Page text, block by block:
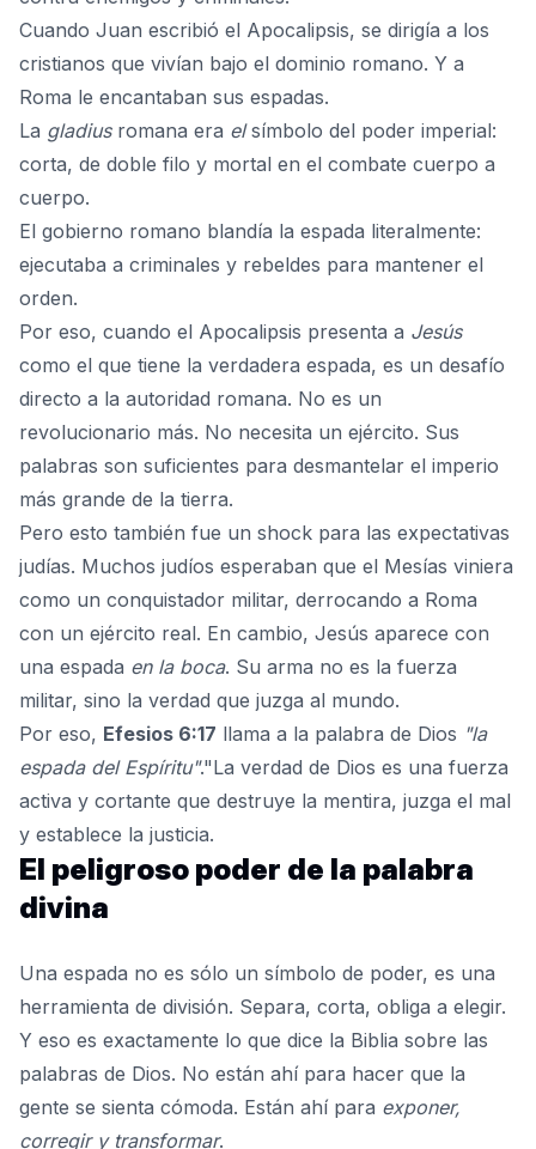
Cuando Juan escribió el Apocalipsis, se dirigía a los
cristianos que vivían bajo el dominio romano. Y a
Roma le encantaban sus espadas.
La gladiusromana era elsímbolo del poder imperial:
corta, de doble filo y mortal en el combate cuerpo a
cuerpo.
El gobierno romano blandía la espada literalmente:
ejecutaba a criminales y rebeldes para mantener el
orden.
Por eso, cuando el Apocalipsis presenta a Jesús
como el que tiene la verdadera espada, es un desafío
directo a la autoridad romana. No es un
revolucionario más. No necesita un ejército. Sus
palabras son suficientes para desmantelar el imperio
más grande de la tierra.
Pero esto también fue un shock para las expectativas
judías. Muchos judíos esperaban que el Mesías viniera
como un conquistador militar, derrocando a Roma
con un ejército real. En cambio, Jesús aparece con
una espada en la boca. Su arma no es la fuerza
militar, sino la verdad que juzga al mundo.
Por eso, Efesios 6:17 llama a la palabra de Dios "la
espada del Espíritu"."La verdad de Dios es una fuerza
activa y cortante que destruye la mentira, juzga el mal
y establece la justicia.
El peligroso poder de la palabra
divina
Una espada no es sólo un símbolo de poder, es una
herramienta de división. Separa, corta, obliga a elegir.
Y eso es exactamente lo que dice la Biblia sobre las
palabras de Dios. No están ahí para hacer que la
gente se sienta cómoda. Están ahí para exponer,
corregir y transformar.